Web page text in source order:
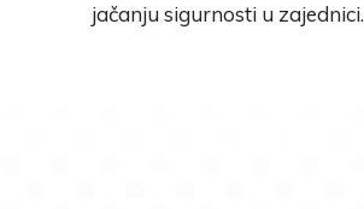
jačanju sigurnosti u zajednici.